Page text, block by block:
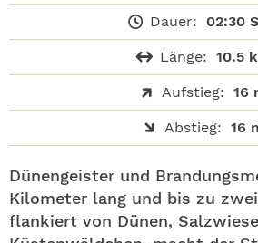
Dauer: 02:30
Länge: 10.5
Aufstieg: 16
Abstieg: 16
Dünengeister und
Kilometer lang und bis zu
flankiert von Dünen,
SHOP